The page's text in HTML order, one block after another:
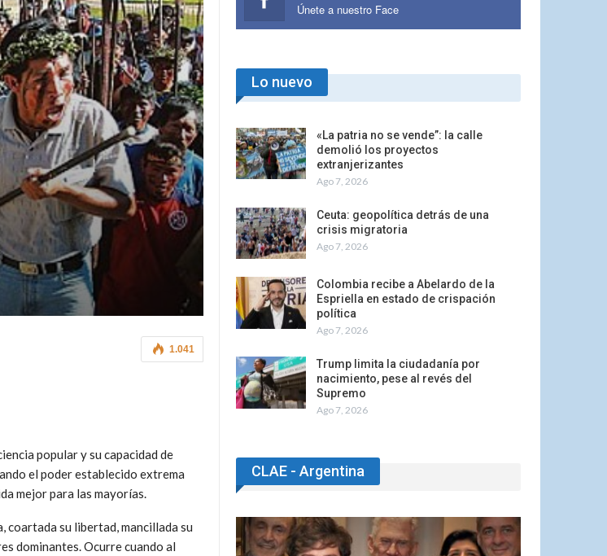
1.041
popular y su capacidad de
el poder establecido extrema
mejor para las mayorías.
coartada su libertad, mancillada su
dominantes. Ocurre cuando al
Únete a nuestro Face
Lo nuevo
«La patria no se vende”: la calle
demolió los proyectos
extranjerizantes
Ago 7, 2026
Ceuta: geopolítica detrás de una
crisis migratoria
Ago 7, 2026
Colombia recibe a Abelardo de la
Espriella en estado de crispación
política
Ago 7, 2026
Trump limita la ciudadanía por
nacimiento, pese al revés del
Supremo
Ago 7, 2026
CLAE - Argentina